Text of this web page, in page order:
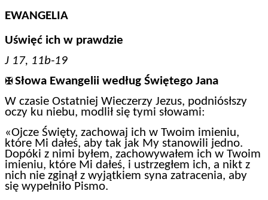
EWANGELIA
Uświęć ich w prawdzie
J 17, 11b-19
✠ Słowa Ewangelii według Świętego Jana
W czasie Ostatniej Wieczerzy Jezus, podniósłszy
oczy ku niebu, modlił się tymi słowami:
«Ojcze Święty, zachowaj ich w Twoim imieniu,
które Mi dałeś, aby tak jak My stanowili jedno.
Dopóki z nimi byłem, zachowywałem ich w Twoim
imieniu, które Mi dałeś, i ustrzegłem ich, a nikt z
nich nie zginął z wyjątkiem syna zatracenia, aby
się wypełniło Pismo.